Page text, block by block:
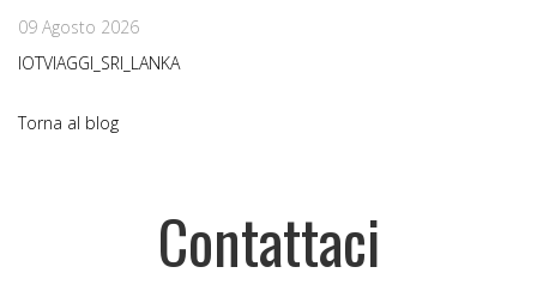
09 Agosto 2026
IOTVIAGGI_SRI_LANKA
Torna al blog
Contattaci